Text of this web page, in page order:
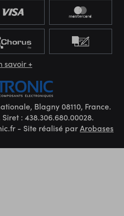
savoir +
Blagny 08110, France.
Siret : 438.306.680.00028.
- Site réalisé parArobases